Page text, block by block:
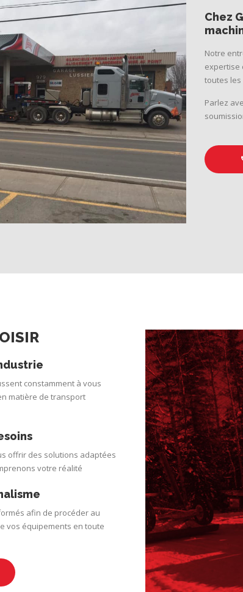
Chez
Notre
expertise
toutes les
Parlez
constamment à vous
matière de transport
offrir des solutions adaptées
votre réalité
afin de procéder au
vos équipements en toute